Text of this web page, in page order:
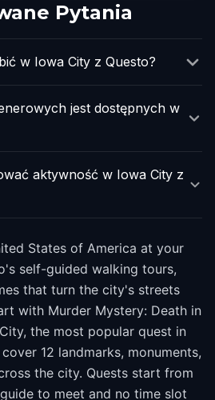
Pytania
w Iowa City z Questo?
jest dostępnych w
aktywność w Iowa City z
States of America at your
self-guided walking tours,
that turn the city's streets
with Murder Mystery: Death in
the most popular quest in
12 landmarks, monuments,
the city. Quests start from
to meet and no time slot